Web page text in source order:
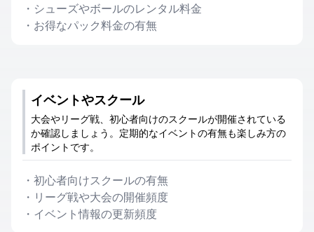
・ シューズやボールのレンタル料金
・ お得なパック料金の有無
イベントやスクール
大会やリーグ戦、初心者向けのスクールが開催されている
か確認しましょう。定期的なイベントの有無も楽しみ方の
ポイントです。
・ 初心者向けスクールの有無
・ リーグ戦や大会の開催頻度
・ イベント情報の更新頻度